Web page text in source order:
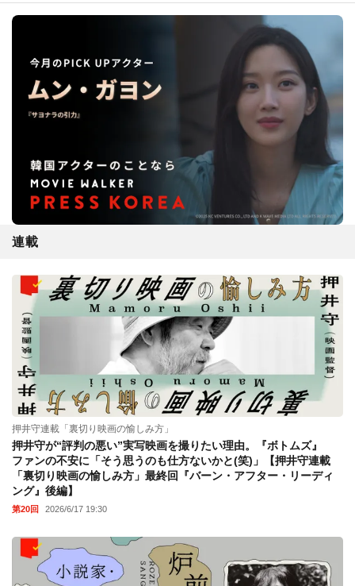
連載
押井守連載「裏切り映画の愉しみ方」
押井守が“評判の悪い”実写映画を撮りたい理由。『ボトムズ』
ファンの不安に「そう思うのも仕方ないかと(笑)」【押井守連載
「裏切り映画の愉しみ方」最終回『バーン・アフター・リーディ
ング』後編】
第20回 2026/6/17 19:30